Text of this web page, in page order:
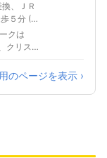
、ＪＲ
分 (2)
イス博
海ノ中
ンプor
ンプか
大橋を
クは
クリスマ
のページを表示 ›